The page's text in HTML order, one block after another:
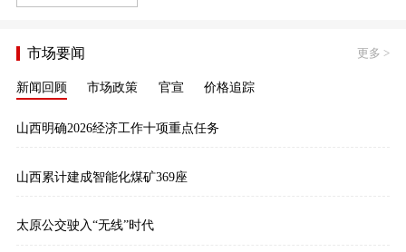
市场要闻 更多 >
新闻回顾 市场政策 官宣 价格追踪
山西明确2026经济工作十项重点任务
山西累计建成智能化煤矿369座
太原公交驶入“无线”时代